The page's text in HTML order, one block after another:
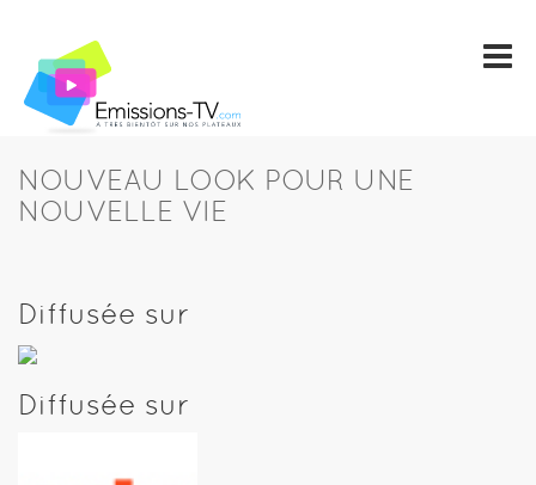
NOUVEAU LOOK POUR UNE
NOUVELLE VIE
Diffusée sur
Diffusée sur